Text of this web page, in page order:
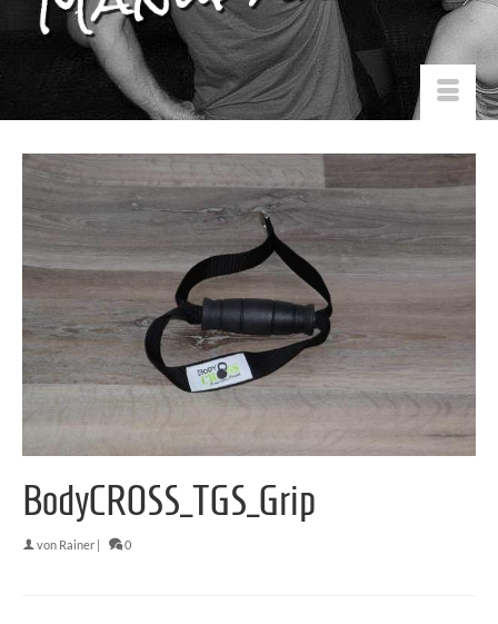
BodyCROSS_TGS_Grip
von Rainer | 0